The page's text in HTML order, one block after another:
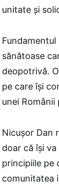
unitate şi
sănătoase
deopotrivă.
pe care îşi
unei
Nicuşor Dan
doar că îşi
principiile pe
comunitatea